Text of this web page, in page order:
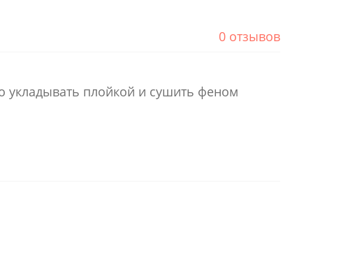
0 отзывов
укладывать плойкой и сушить феном